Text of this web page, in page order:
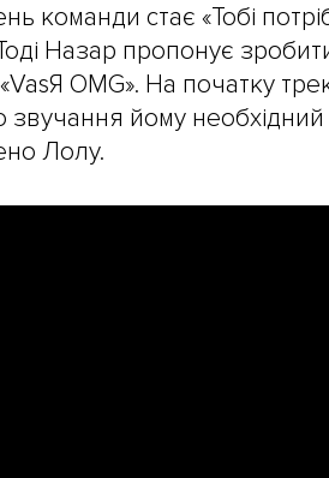
команди стає «Тобі
Назар пропонує
OMG». На початку
звучання йому
Лолу.